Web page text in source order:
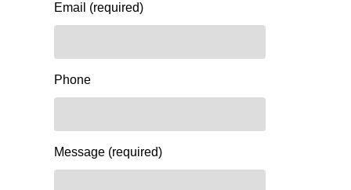
Email (required)
Phone
Message (required)